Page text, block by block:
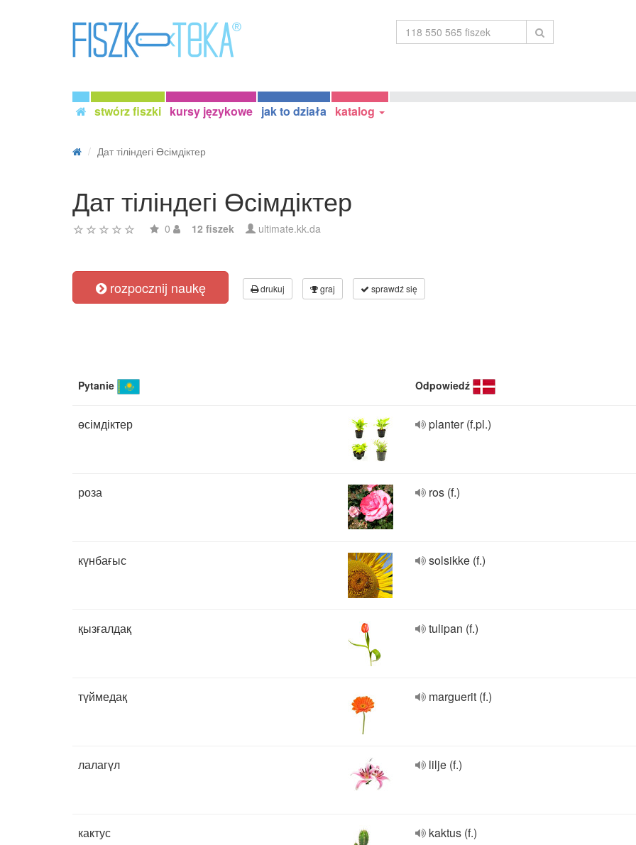
stwórz fiszki kursy językowe jak to działa katalog
Дат тіліндегі Өсімдіктер
Дат тіліндегі Өсімдіктер
0 12 fiszek ultimate.kk.da
rozpocznij naukę drukuj graj sprawdź się
Pytanie Odpowiedź
өсімдіктер planter (f.pl.)
роза ros (f.)
күнбағыс solsikke (f.)
қызғалдақ tulipan (f.)
түймедақ marguerit (f.)
лалагүл lilje (f.)
кактус kaktus (f.)